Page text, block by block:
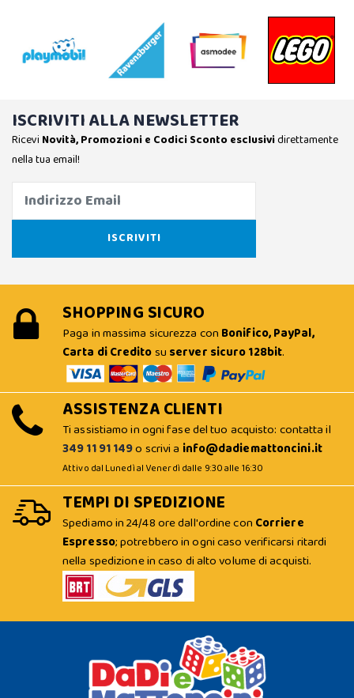
ISCRIVITI ALLA NEWSLETTER
Ricevi Novità, Promozioni e Codici Sconto esclusividirettamente
nella tua email!
SHOPPING SICURO
Paga in massima sicurezza con Bonifico, PayPal,
Carta di Creditosu server sicuro 128bit.
ASSISTENZA CLIENTI
Ti assistiamo in ogni fase del tuo acquisto: contatta il
349 11 91 149o scrivi a info@dadiemattoncini.it
Attivo dal Lunedì al Venerdì dalle 9:30 alle 16:30
TEMPI DI SPEDIZIONE
Spediamo in 24/48 ore dall'ordine con Corriere
Espresso; potrebbero in ogni caso verificarsi ritardi
nella spedizione in caso di alto volume di acquisti.